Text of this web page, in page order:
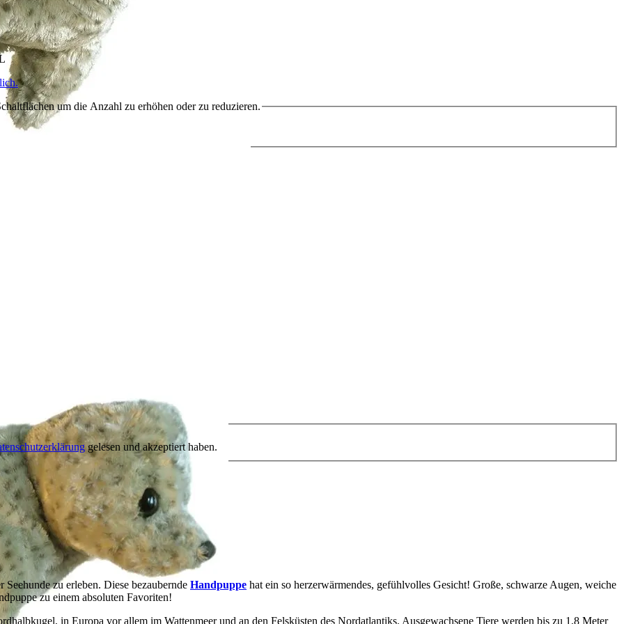
um die Anzahl zu erhöhen oder zu reduzieren.
gelesen und akzeptiert haben.
zu erleben. Diese bezaubernde Handpuppe hat ein so herzerwärmendes, gefühlvolles Gesicht! Große, schwarze Augen, weiche
zu einem absoluten Favoriten!
in Europa vor allem im Wattenmeer und an den Felsküsten des Nordatlantiks. Ausgewachsene Tiere werden bis zu 1,8 Meter